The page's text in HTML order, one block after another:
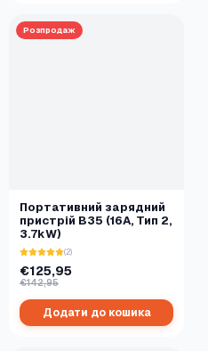
Розпродаж
Портативний зарядний
пристрій B35 (16A, Тип 2,
3.7kW)
(2)
€125,95
€142,95
Додати до кошика